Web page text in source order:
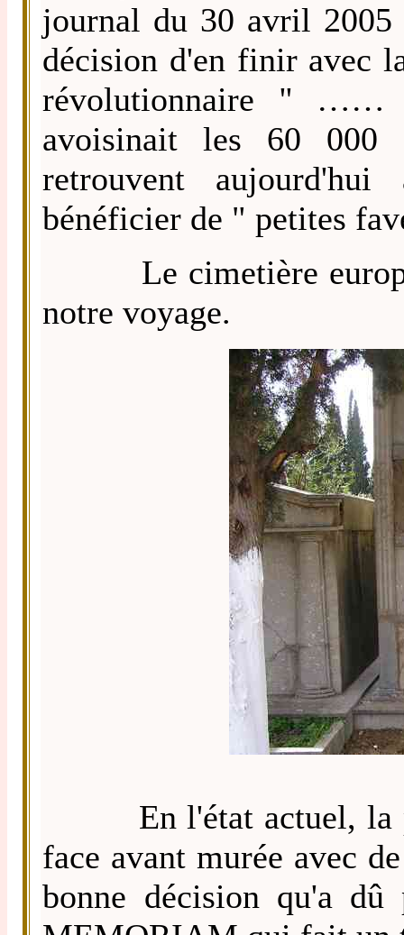
journal du 30 avril
décision d'en finir avec
révolutionnaire '' ……
avoisinait les 60 000
retrouvent
bénéficier de " petites
Le cimetière
notre voyage.
En l'état actuel, la
face avant murée avec
bonne décision qu'a